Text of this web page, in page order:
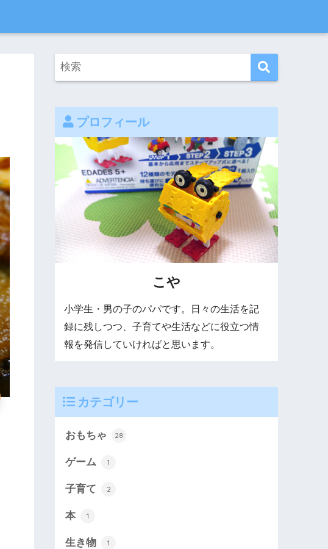
プロフィール
こや
小学生・男の子のパパです。日々の生活を記
録に残しつつ、子育てや生活などに役立つ情
報を発信していければと思います。
カテゴリー
おもちゃ 28
ゲーム 1
子育て 2
本 1
生き物 1